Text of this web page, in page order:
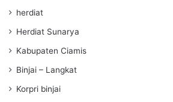
herdiat
Herdiat Sunarya
Kabupaten Ciamis
Binjai – Langkat
Korpri binjai